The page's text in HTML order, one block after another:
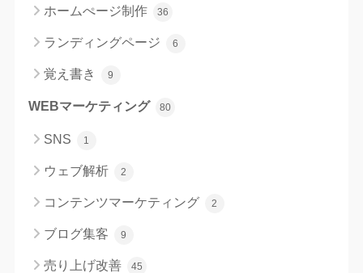
ホームぺージ制作 36
ランディングページ 6
覚え書き 9
WEBマーケティング 80
SNS 1
ウェブ解析 2
コンテンツマーケティング 2
ブログ集客 9
売り上げ改善 45